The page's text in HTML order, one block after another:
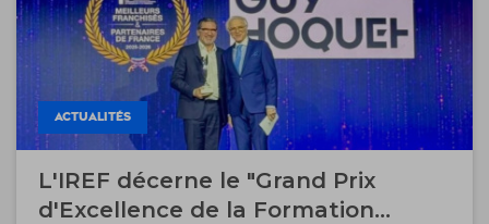
ACTUALITÉS
L'IREF décerne le "Grand Prix
d'Excellence de la Formation